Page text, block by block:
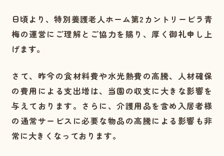
日頃より、特別養護老人ホーム第2カントリービラ青
梅の運営にご理解とご協力を賜り、厚く御礼申し上
げます。
さて、昨今の食材料費や水光熱費の高騰、人材確保
の費用による支出増は、当園の収支に大きな影響を
与えております。さらに、介護用品を含め入居者様
の通常サービスに必要な物品の高騰による影響も非
常に大きくなっております。